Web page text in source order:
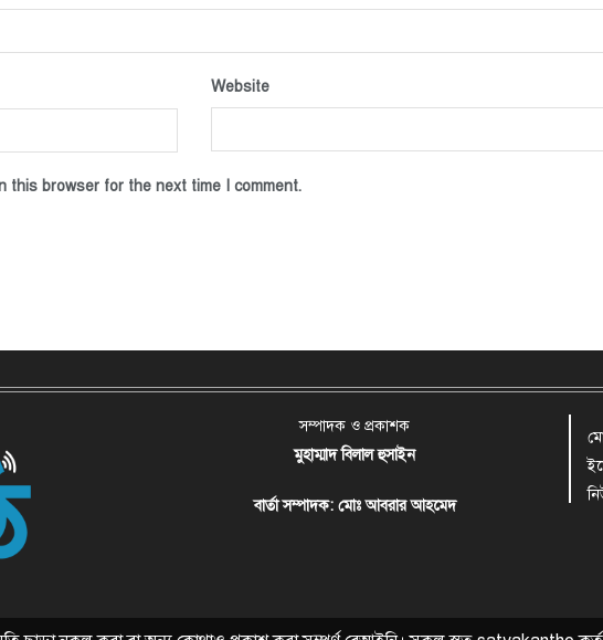
Website
this browser for the next time I comment.
সম্পাদক ও প্রকাশক
মুহাম্মাদ বিলাল হুসাইন
বার্তা সম্পাদক: মোঃ আবরার আহমেদ